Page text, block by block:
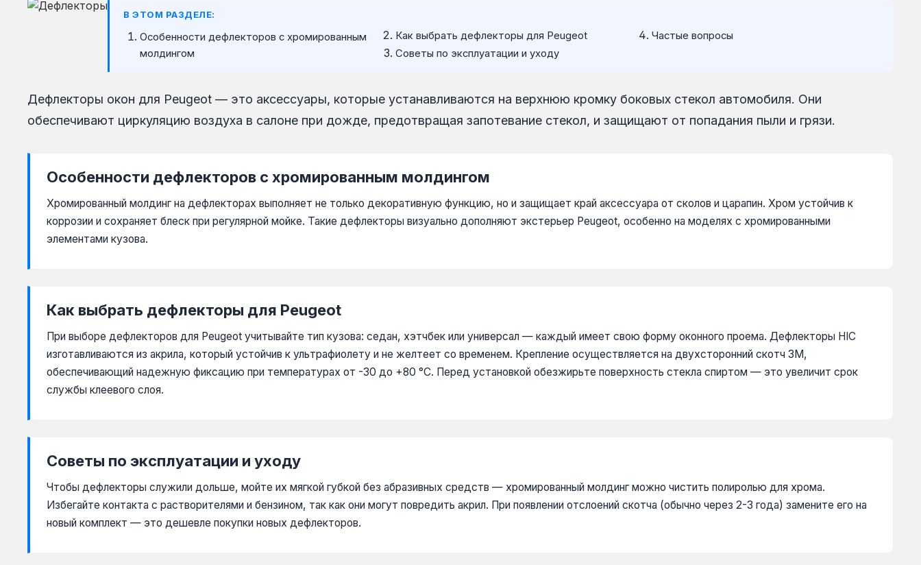
skoda
ssangyong
suzuki
toyota
В ЭТОМ РАЗДЕЛЕ:
Особенности дефлекторов с хромированным
молдингом
Как выбрать дефлекторы для Peugeot
Советы по эксплуатации и уходу
Частые вопросы
Дефлекторы окон для Peugeot — это аксессуары, которые устанавливаются на верхнюю кромку боковых стекол автомобиля. Они
обеспечивают циркуляцию воздуха в салоне при дожде, предотвращая запотевание стекол, и защищают от попадания пыли и грязи.
Особенности дефлекторов с хромированным молдингом
Хромированный молдинг на дефлекторах выполняет не только декоративную функцию, но и защищает край аксессуара от сколов и царапин. Хром устойчив к
коррозии и сохраняет блеск при регулярной мойке. Такие дефлекторы визуально дополняют экстерьер Peugeot, особенно на моделях с хромированными
элементами кузова.
Как выбрать дефлекторы для Peugeot
При выборе дефлекторов для Peugeot учитывайте тип кузова: седан, хэтчбек или универсал — каждый имеет свою форму оконного проема. Дефлекторы HIC
изготавливаются из акрила, который устойчив к ультрафиолету и не желтеет со временем. Крепление осуществляется на двухсторонний скотч 3M,
обеспечивающий надежную фиксацию при температурах от -30 до +80 °C. Перед установкой обезжирьте поверхность стекла спиртом — это увеличит срок
службы клеевого слоя.
Советы по эксплуатации и уходу
Чтобы дефлекторы служили дольше, мойте их мягкой губкой без абразивных средств — хромированный молдинг можно чистить полиролью для хрома.
Избегайте контакта с растворителями и бензином, так как они могут повредить акрил. При появлении отслоений скотча (обычно через 2-3 года) замените его на
новый комплект — это дешевле покупки новых дефлекторов.